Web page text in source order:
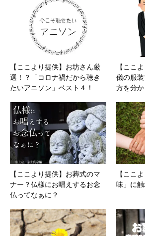
【ここより提供】お坊さん厳
選！？「コロナ禍だから聴き
たいアニソン」ベスト４！
【ここ
儀の服
方を分
【ここより提供】お葬式のマ
ナー？仏様にお唱えするお念
仏ってなぁに？
【ここ
味」に